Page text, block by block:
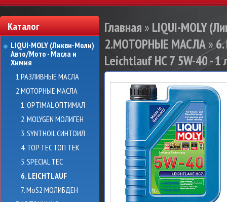
Каталог
LIQUI-MOLY (Ликви-Моли)
Авто/Мото - Масла и
Химия
1.РАЗЛИВНЫЕ МАСЛА
2.МОТОРНЫЕ МАСЛА
1. OPTIMAL ОПТИМАЛ
2. MOLYGEN МОЛИГЕН
3. SYNTHOIL СИНТОИЛ
4. TOP TEC ТОП ТЕК
5. SPECIAL TEC
6. LEICHTLAUF
7. MoS2 МОЛИБДЕН
Главная » LIQUI-MOLY
2.МОТОРНЫЕ МАСЛА»6.
Leichtlauf HC 7 5W-40 - 1